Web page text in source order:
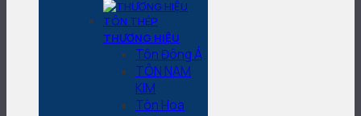
THƯƠNG HIỆU
Tôn Đông Á
TÔN NAM
KIM
Tôn Hoa